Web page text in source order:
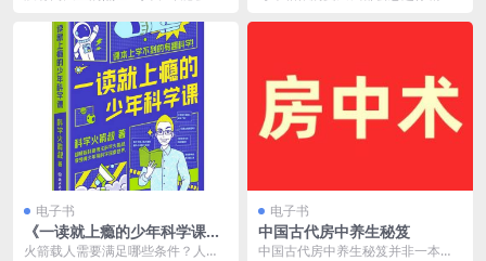
无穷。 滋味是一种深...
甜蜜的夏日之梦。在每...
电子书
《一读就上瘾的少年科学课》
课本上学不到的有趣科学
火箭载人需要满足哪些条件？人类
电子书
中国古代房中养生秘笈
中国古代房中养生秘笈并非一本具